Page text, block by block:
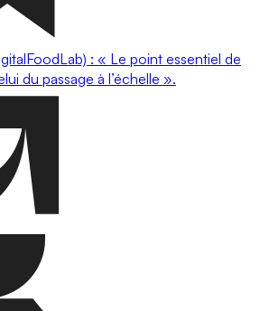
: « Le point essentiel de
du passage à l’échelle ».